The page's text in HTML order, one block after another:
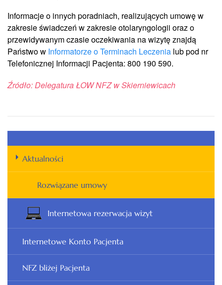
Informacje o innych poradniach, realizujących umowę w
zakresie świadczeń w zakresie otolaryngologii oraz o
przewidywanym czasie oczekiwania na wizytę znajdą
Państwo w Informatorze o Terminach Leczenia lub pod nr
Telefonicznej Informacji Pacjenta: 800 190 590.
Źródło: Delegatura ŁOW NFZ w Skierniewicach
Aktualności
Rozwiązane umowy
Internetowa rezerwacja wizyt
Internetowe Konto Pacjenta
NFZ bliżej Pacjenta